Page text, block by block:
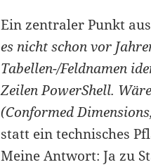
Ein zentraler Punkt
es nicht schon vor
Tabellen-/Feldnamen
Zeilen PowerShell.
(Conformed
statt ein technisches
Meine Antwort: Ja zu